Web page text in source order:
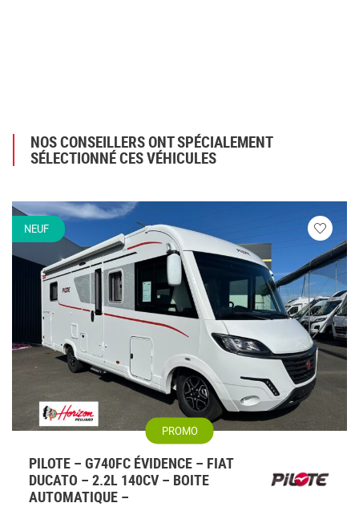
NOS CONSEILLERS ONT SPÉCIALEMENT
SÉLECTIONNÉ CES VÉHICULES
NEUF
Veuillez
vous
PROMO
PILOTE – G740FC ÉVIDENCE – FIAT
DUCATO – 2.2L 140CV – BOITE
AUTOMATIQUE –